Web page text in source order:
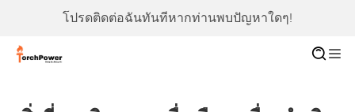
โปรดติดต่อฉันทันทีหากท่านพบปัญหาใดๆ!